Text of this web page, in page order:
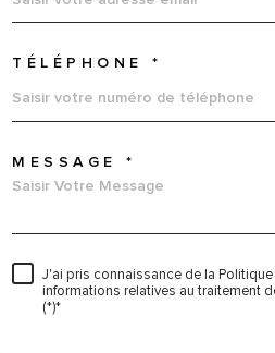
TÉLÉPHONE *
MESSAGE *
J'ai pris connaissance de la
informations relatives au traitement
(*)*